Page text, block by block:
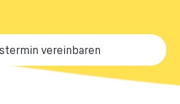
vereinbaren